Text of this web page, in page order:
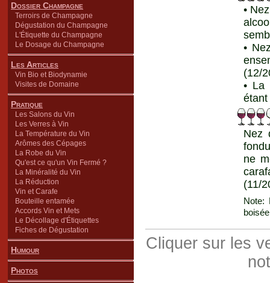
Dossier Champagne
Terroirs de Champagne
Dégustation du Champagne
L'Étiquette du Champagne
Le Dosage du Champagne
Les Articles
Vin Bio et Biodynamie
Visites de Domaine
Pratique
Les Salons du Vin
Les Verres à Vin
La Température du Vin
Arômes des Cépages
La Robe du Vin
Qu'est ce qu'un Vin Fermé ?
La Minéralité du Vin
La Réduction
Vin et Carafe
Bouteille entamée
Accords Vin et Mets
Le Décollage d'Étiquettes
Fiches de Dégustation
Humour
Photos
•
•
(12/
• La
Nez
ne
(11/
Note:
Cliquer sur les